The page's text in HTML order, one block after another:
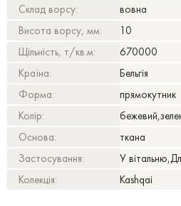
Склад ворсу:
вовна
Висота ворсу, мм:
10
Щільність, т/кв.м:
670000
Країна:
Бельгія
Форма:
прямокутник
Колір:
Основа:
ткана
Застосування:
У
Колекція:
Kashqai